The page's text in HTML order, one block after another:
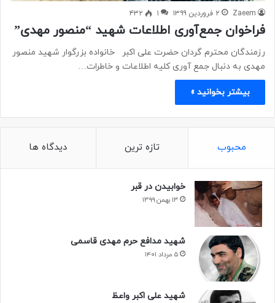
Zaeem ۲ فروردین ۱۳۹۹ ۱ ۴۳۲
فراخوان جمع‌آوری اطلاعات شهید “منصور مهدی”
رزمندگان محترم گردان حضرت علی اکبر خانواده بزرگوار شهید منصور
مهدی به دنبال جمع آوری کلیه اطلاعات و خاطرات…
بیشتر بخوانید »
محبوب تازه ترین دیدگاه ها
خوابیدن در قبر
۱۳ بهمن ۱۳۹۹
شهید مدافع حرم مهدی قاسمی
۵ مرداد ۱۴۰۱
شهید علی اکبر واعظ